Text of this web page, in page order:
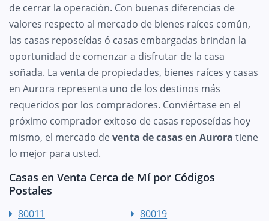
de cerrar la operación. Con buenas diferencias de
valores respecto al mercado de bienes raíces común,
las casas reposeídas ó casas embargadas brindan la
oportunidad de comenzar a disfrutar de la casa
soñada. La venta de propiedades, bienes raíces y casas
en Aurora representa uno de los destinos más
requeridos por los compradores. Conviértase en el
próximo comprador exitoso de casas reposeídas hoy
mismo, el mercado deventa de casas en Aurora tiene
lo mejor para usted.
Casas en Venta Cerca de Mí por Códigos
Postales
80011 80019